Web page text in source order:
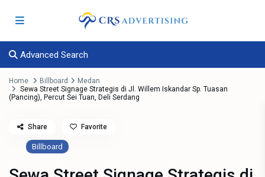
Advanced Search
Home Billboard
Medan
Sewa Street Signage Strategis di Jl. Willem Iskandar Sp. Tuasan
(Pancing), Percut Sei Tuan, Deli Serdang
Billboard
Share Favorite